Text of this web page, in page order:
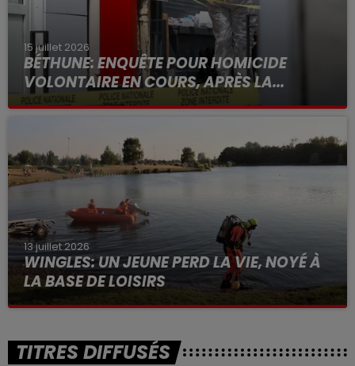
15 juillet 2026
BÉTHUNE: ENQUÊTE POUR HOMICIDE
VOLONTAIRE EN COURS, APRÈS LA...
Selon les premiers éléments, le logement servait
13 juillet 2026
WINGLES: UN JEUNE PERD LA VIE, NOYÉ À
LA BASE DE LOISIRS
La victime a coulé à pic
TITRES DIFFUSÉS